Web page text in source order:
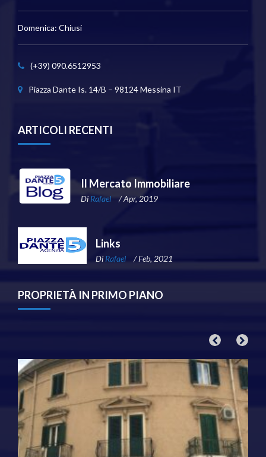
Domenica: Chiusi
(+39) 090.6512953
Piazza Dante Is. 14/B – 98124 Messina IT
ARTICOLI RECENTI
Il Mercato Immobiliare
Di Rafael / Apr, 2019
Links
DiRafael / Feb, 2021
PROPRIETÀ IN PRIMO PIANO